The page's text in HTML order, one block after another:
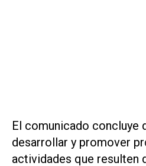
El comunicado concluye
desarrollar y promover
actividades que resulten